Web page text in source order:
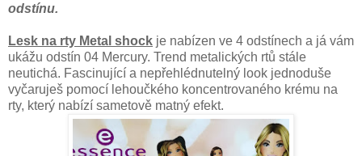
odstínu.
Lesk na rty Metal shock je nabízen ve 4 odstínech a já vám
ukážu odstín 04 Mercury. Trend metalických rtů stále
neutichá. Fascinující a nepřehlédnutelný look jednoduše
vyčaruješ pomocí lehoučkého koncentrovaného krému na
rty, který nabízí sametově matný efekt.